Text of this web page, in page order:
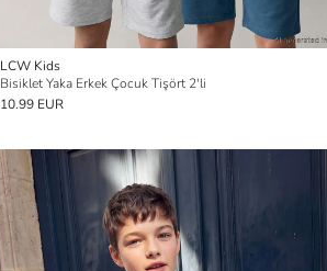
LCW Kids
Bisiklet Yaka Erkek Çocuk Tişört 2'li
10.99 EUR